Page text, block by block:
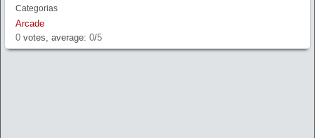
Categorias
Arcade
0 votes, average: 0/5